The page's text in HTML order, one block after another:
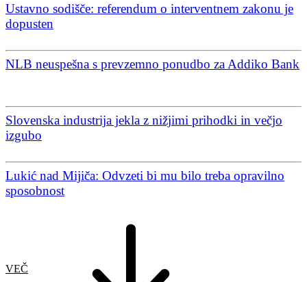
Ustavno sodišče: referendum o interventnem zakonu je
dopusten
NLB neuspešna s prevzemno ponudbo za Addiko Bank
Slovenska industrija jekla z nižjimi prihodki in večjo
izgubo
Lukić nad Mijiča: Odvzeti bi mu bilo treba opravilno
sposobnost
VEČ